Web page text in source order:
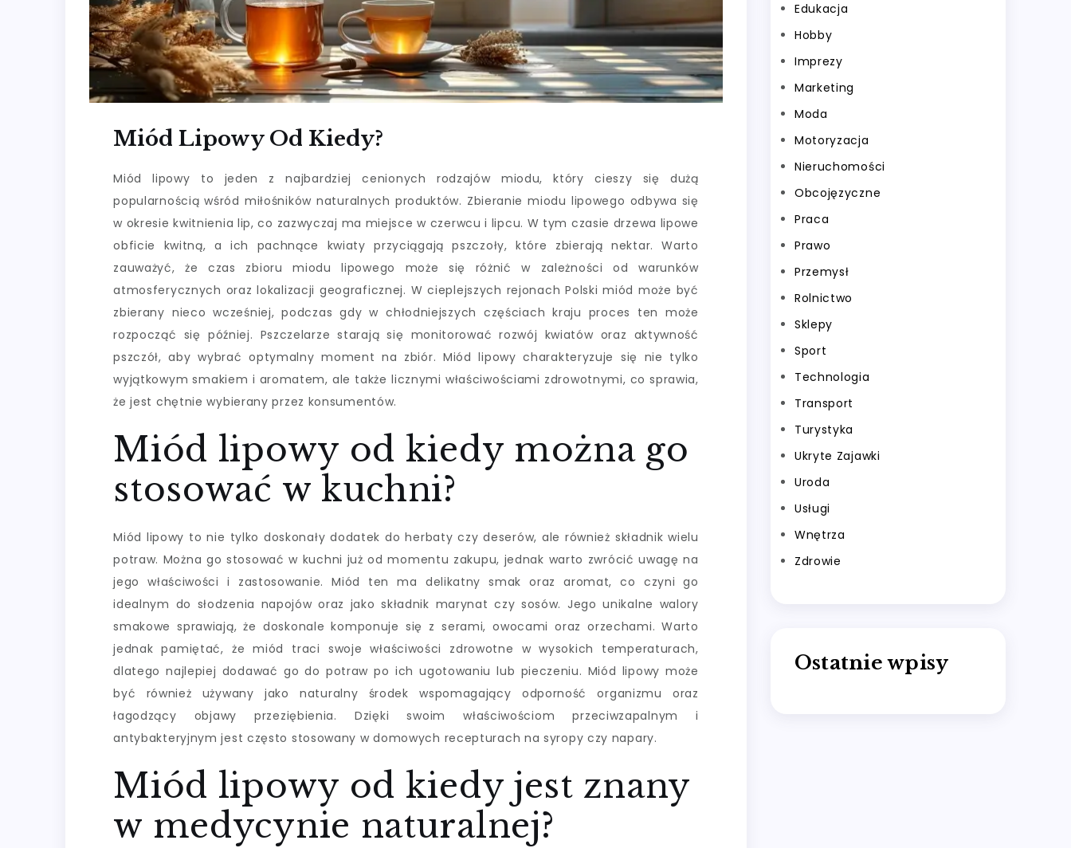
Miód Lipowy Od Kiedy?
Miód lipowy to jeden z najbardziej cenionych rodzajów miodu, który cieszy się dużą
popularnością wśród miłośników naturalnych produktów. Zbieranie miodu lipowego odbywa się
w okresie kwitnienia lip, co zazwyczaj ma miejsce w czerwcu i lipcu. W tym czasie drzewa lipowe
obficie kwitną, a ich pachnące kwiaty przyciągają pszczoły, które zbierają nektar. Warto
zauważyć, że czas zbioru miodu lipowego może się różnić w zależności od warunków
atmosferycznych oraz lokalizacji geograficznej. W cieplejszych rejonach Polski miód może być
zbierany nieco wcześniej, podczas gdy w chłodniejszych częściach kraju proces ten może
rozpocząć się później. Pszczelarze starają się monitorować rozwój kwiatów oraz aktywność
pszczół, aby wybrać optymalny moment na zbiór. Miód lipowy charakteryzuje się nie tylko
wyjątkowym smakiem i aromatem, ale także licznymi właściwościami zdrowotnymi, co sprawia,
że jest chętnie wybierany przez konsumentów.
Miód lipowy od kiedy można go
stosować w kuchni?
Miód lipowy to nie tylko doskonały dodatek do herbaty czy deserów, ale również składnik wielu
potraw. Można go stosować w kuchni już od momentu zakupu, jednak warto zwrócić uwagę na
jego właściwości i zastosowanie. Miód ten ma delikatny smak oraz aromat, co czyni go
idealnym do słodzenia napojów oraz jako składnik marynat czy sosów. Jego unikalne walory
smakowe sprawiają, że doskonale komponuje się z serami, owocami oraz orzechami. Warto
jednak pamiętać, że miód traci swoje właściwości zdrowotne w wysokich temperaturach,
dlatego najlepiej dodawać go do potraw po ich ugotowaniu lub pieczeniu. Miód lipowy może
być również używany jako naturalny środek wspomagający odporność organizmu oraz
łagodzący objawy przeziębienia. Dzięki swoim właściwościom przeciwzapalnym i
antybakteryjnym jest często stosowany w domowych recepturach na syropy czy napary.
Miód lipowy od kiedy jest znany
w medycynie naturalnej?
Edukacja
Hobby
Imprezy
Marketing
Moda
Motoryzacja
Nieruchomości
Obcojęzyczne
Praca
Prawo
Przemysł
Rolnictwo
Sklepy
Sport
Technologia
Transport
Turystyka
Ukryte Zajawki
Uroda
Usługi
Wnętrza
Zdrowie
Ostatnie wpisy